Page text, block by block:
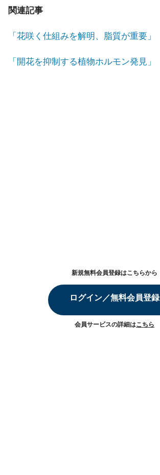
関連記事
「花咲く仕組みを解明、脂質が重要」
「開花を抑制する植物ホルモン発見」
新規無料会員登録はこちらから
ログイン／無料会員登録
会員サービスの詳細はこちら